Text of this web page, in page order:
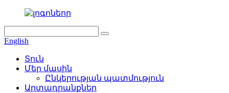
English
Տուն
Մեր մասին
Ընկերության պատմություն
Արտադրանքներ